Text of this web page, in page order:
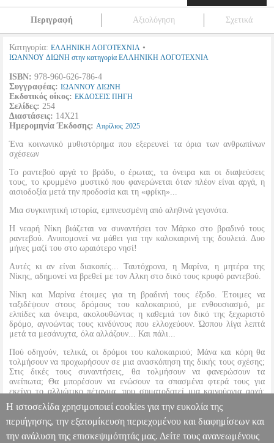
Περιγραφή Αξιολόγηση Σχετικά
Κατηγορία: ΕΛΛΗΝΙΚΗ ΛΟΓΟΤΕΧΝΙΑ •
ΙΩΑΝΝΟΥ ΔΙΩΝΗ στην κατηγορία ΕΛΛΗΝΙΚΗ ΛΟΓΟΤΕΧΝΙΑ
ISBN: 978-960-626-786-4
Συγγραφέας: ΙΩΑΝΝΟΥ ΔΙΩΝΗ
Εκδοτικός οίκος: ΕΚΔΟΣΕΙΣ ΠΗΓΗ
Σελίδες: 254
Διαστάσεις: 14Χ21
Ημερομηνία Έκδοσης: Απρίλιος 2025
Ένα κοινωνικό μυθιστόρημα που εξερευνεί τα όρια των ανθρωπίνων
σχέσεων
Το ραντεβού αργά το βράδυ, ο έρωτας, τα όνειρα και οι διαψεύσεις
τους, το κρυμμένο μυστικό που φανερώνεται όταν πλέον είναι αργά, η
αισιοδοξία μετά την προδοσία και τη «φρίκη»...
Μια συγκινητική ιστορία, εμπνευσμένη από αληθινά γεγονότα.
Η νεαρή Νίκη βιάζεται να συναντήσει τον Μάρκο στο βραδινό τους
ραντεβού. Ανυπομονεί να μάθει για την καλοκαιρινή της δουλειά. Δυο
μήνες μαζί του στο ωραιότερο νησί!
Αυτές κι αν είναι διακοπές... Ταυτόχρονα, η Μαρίνα, η μητέρα της
Νίκης, αδημονεί να βρεθεί με τον Αλκη στο δικό τους κρυφό ραντεβού.
Νίκη και Μαρίνα έτοιμες για τη βραδινή τους έξοδο. Έτοιμες να
ταξιδέψουν στους δρόμους του καλοκαιριού, με ενθουσιασμό, με
ελπίδες και όνειρα, ακολουθώντας η καθεμιά τον δικό της ξεχωριστό
δρόμο, αγνοώντας τους κινδύνους που ελλοχεύουν. Ώσπου λίγα λεπτά
μετά τα μεσάνυχτα, όλα αλλάζουν... Και πάλι...
Πού οδηγούν, τελικά, οι δρόμοι του καλοκαιριού; Μάνα και κόρη θα
τολμήσουν να προχωρήσουν σε μια ανασκόπηση της δικής τους σχέσης;
Στις δικές τους συναντήσεις, θα τολμήσουν να φανερώσουν τα
ανείπωτα; Θα μπορέσουν να ενώσουν τα σπασμένα φτερά τους για
εκείνο το αλλιώτικο πέταγμα, που σηματοδοτεί μια καινούργια αρχή;
Πόσο δύσκολο είναι να ξεκινήσεις από την αρχή, όταν νιώθεις ότι η ζωή
σου σε έχει προδώσει;
ΔΡΟΜΟΙ ΤΟΥ ΚΑΛΟΚΑΙΡΙΟΥ BKS.0021906 BKS.0021906
Η ιστοσελίδα χρησιμοποιεί cookies για την ευκολία της
περιήγησης, την εξατομίκευση περιεχομένου και διαφημίσεων και
την ανάλυση της επισκεψιμότητάς μας. Δείτε τους ανανεωμένους